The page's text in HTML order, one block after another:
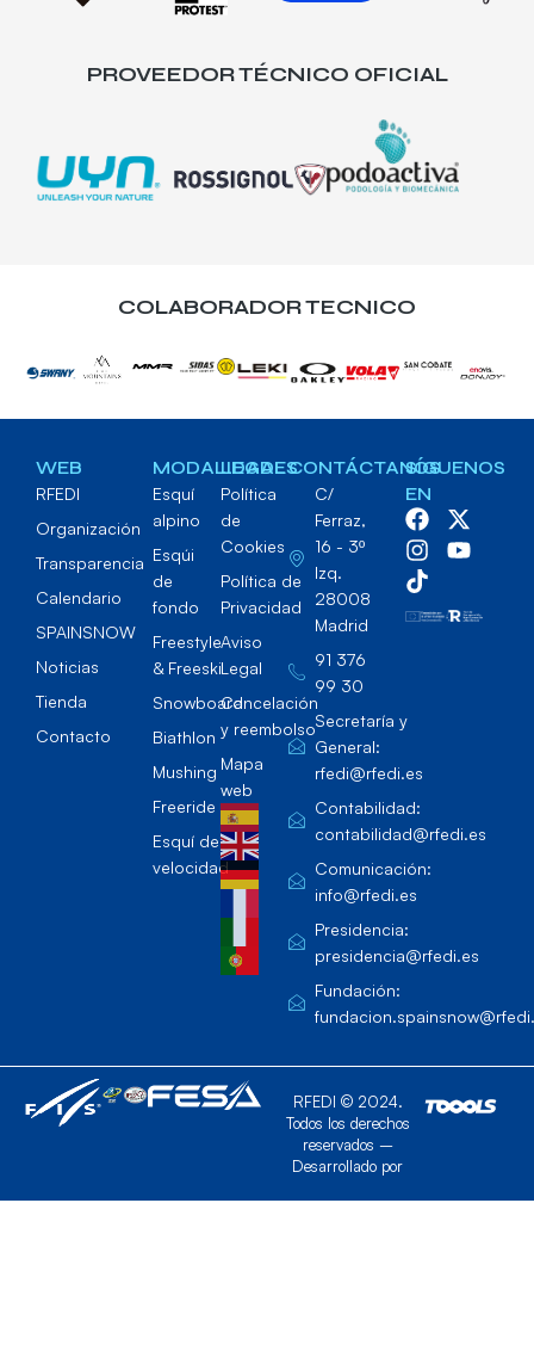
PROVEEDOR TÉCNICO OFICIAL
COLABORADOR TECNICO
WEB
RFEDI
Organización
Transparencia
Calendario
SPAINSNOW
Noticias
Tienda
Contacto
MODALIDADES
Esquí
alpino
Esqúi
de
fondo
Freestyle
& Freeski
Snowboard
Biathlon
Mushing
Freeride
Esquí de
velocidad
LEGAL
Política
de
Cookies
Política de
Privacidad
Aviso
Legal
Cancelación
y reembolso
Mapa
web
CONTÁCTANOS
C/
Ferraz,
16 - 3º
Izq.
28008
Madrid
91 376
99 30
Secretaría y
General:
rfedi@rfedi.es
Contabilidad:
contabilidad@rfedi.es
Comunicación:
info@rfedi.es
Presidencia:
presidencia@rfedi.es
Fundación:
SÍGUENOS
EN
RFEDI © 2024.
Todos los derechos
reservados –
Desarrollado por